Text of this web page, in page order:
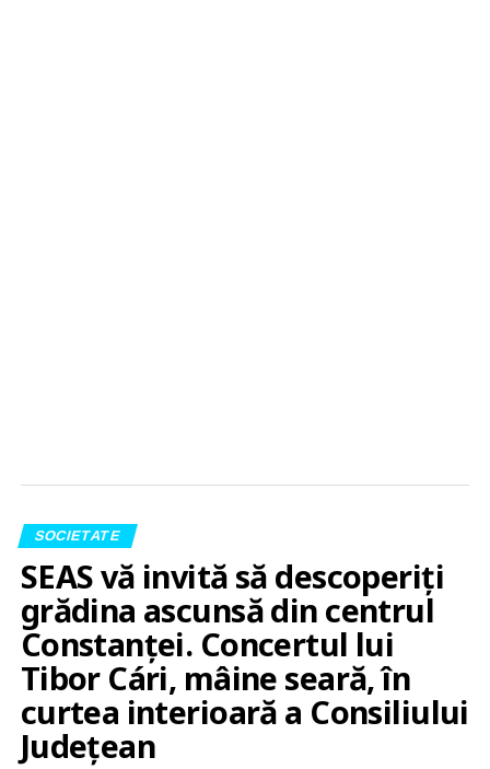
SOCIETATE
SEAS vă invită să descoperiți
grădina ascunsă din centrul
Constanței. Concertul lui
Tibor Cári, mâine seară, în
curtea interioară a Consiliului
Județean